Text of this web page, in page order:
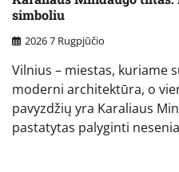
simboliu
2026 7 Rugpjūčio
Vilnius – miestas, kuriame
moderni architektūra, o
pavyzdžių yra Karaliaus
pastatytas palyginti